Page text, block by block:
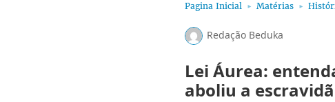
Pagina Inicial Matérias
Redação Beduka
Lei Áurea:
aboliu a